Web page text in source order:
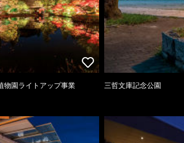
物園ライトアップ事業 三哲文庫記念公園